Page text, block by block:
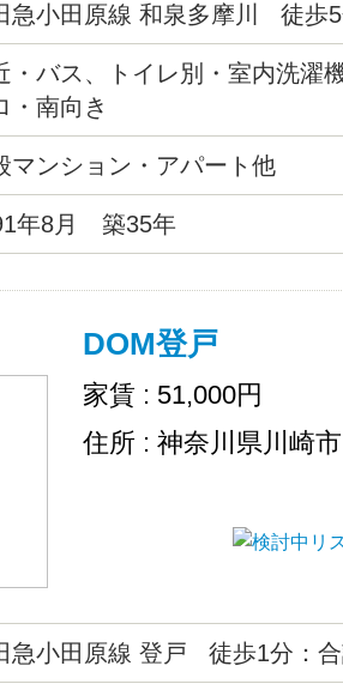
急小田原線 和泉多摩川 徒歩
・バス、トイレ別・室内洗濯
・南向き
マンション・アパート他
年8月 築35年
DOM登戸
家賃 : 51,000円
住所 : 神奈川県川崎
急小田原線 登戸 徒歩1分：